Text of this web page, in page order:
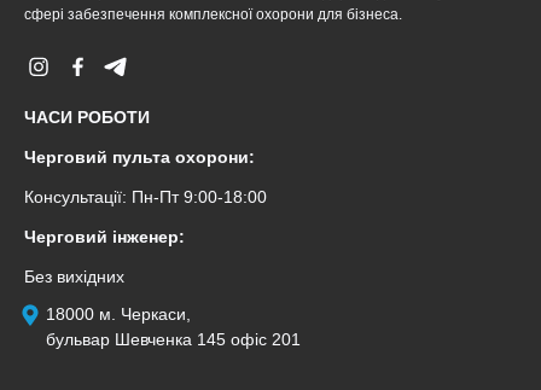
сфері забезпечення комплексної охорони для бізнеса.
ЧАСИ РОБОТИ
Черговий пульта охорони:
Консультації: Пн-Пт 9:00-18:00
Черговий інженер:
Без вихідних
18000 м. Черкаси,
бульвар Шевченка 145 офіс 201